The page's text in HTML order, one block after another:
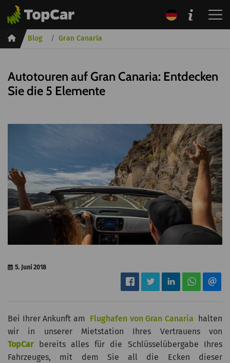
InicioBlog Gran Canaria
Autotouren auf Gran Canaria: Entdecken
Sie die 5 Elemente
5. Juni 2018
Bei Ihrer Ankunft am Flughafen von Gran Canaria halten
wir in unserer Mietstation Ihres Vertrauens von
TopCar
bereits alles für die Schlüsselübergabe Ihres
Fahrzeuges, mit dem Sie all die Ecken dieser